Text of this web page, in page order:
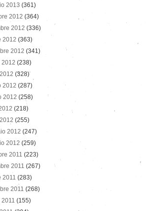
2013 (361)
2012 (364)
2012 (336)
2012 (363)
2012 (341)
2012 (238)
(328)
2012 (287)
2012 (258)
(218)
(255)
2012 (247)
2012 (259)
2011 (223)
2011 (267)
2011 (283)
2011 (268)
(155)